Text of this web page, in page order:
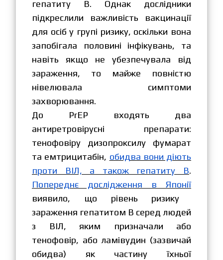
гепатиту В. Однак дослідники
підкреслили важливість вакцинації
для осіб у групі ризику, оскільки вона
запобігала половині інфікувань, та
навіть якщо не убезпечувала від
зараження, то майже повністю
нівелювала симптоми
захворювання.
До PrEP входять два
антиретровірусні препарати:
тенофовіру дизопроксилу фумарат
та емтрицитабін, обидва вони діють
проти ВІЛ, а також гепатиту В.
Попереднє дослідження в Японії
виявило, що рівень ризику
зараження гепатитом В серед людей
з ВІЛ, яким призначали або
тенофовір, або ламівудин (зазвичай
обидва) як частину їхньої